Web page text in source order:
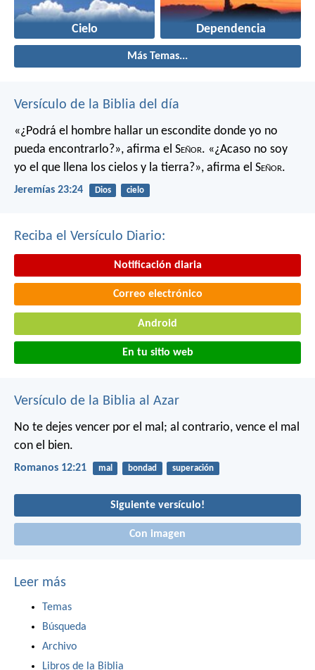
Cielo Dependencia
Más Temas...
Versículo de la Biblia del día
«¿Podrá el hombre hallar un escondite donde yo no
pueda encontrarlo?», afirma el Señor. «¿Acaso no soy
yo el que llena los cielos y la tierra?», afirma el Señor.
Jeremías 23:24 Dios cielo
Reciba el Versículo Diario:
Notificación diaria
Correo electrónico
Android
En tu sitio web
Versículo de la Biblia al Azar
No te dejes vencer por el mal; al contrario, vence el mal
con el bien.
Romanos 12:21 mal bondad superación
Siguiente versículo!
Con imagen
Leer más
Temas
Búsqueda
Archivo
Libros de la Biblia